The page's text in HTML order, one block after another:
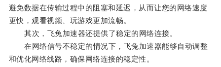
避免数据在传输过程中的阻塞和延迟，从而让您的网络速度
更快，观看视频、玩游戏更加流畅。
其次，飞兔加速器还提供了稳定的网络连接。
在网络信号不稳定的情况下，飞兔加速器能够自动调整
和优化网络线路，确保网络连接的稳定性。